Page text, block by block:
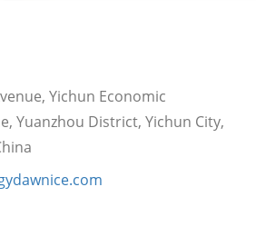
Yichun Economic
Yuanzhou District, Yichun City,